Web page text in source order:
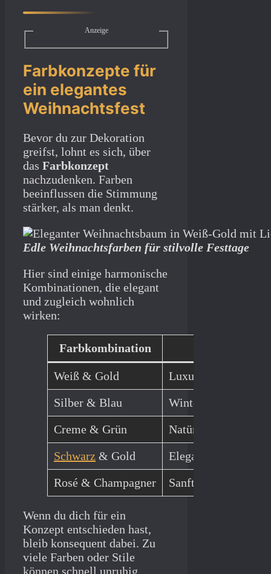
Anzeige
Farbkonzepte für
ein elegantes
Weihnachtsfest
Bevor du zur Dekoration
greifst, lohnt es sich, über
das Farbkonzept
nachzudenken. Farben
beeinflussen die Stimmung
stärker, als man denkt.
Edle Weihnachtsfarben für stilvolle Festtage
Hier sind einige harmonische
Kombinationen, die elegant
und zugleich wohnlich
wirken:
Farbkombination
Weiß & Gold
Luxuriös, warm,
Silber & Blau
Winterlich, ruhig,
Creme & Grün
Natürlich, ruhig,
Schwarz & Gold
Elegant,
Rosé & Champagner
Sanft, feminin,
Wenn du dich für ein
Konzept entschieden hast,
bleib konsequent dabei. Zu
viele Farben oder Stile
können schnell unruhig